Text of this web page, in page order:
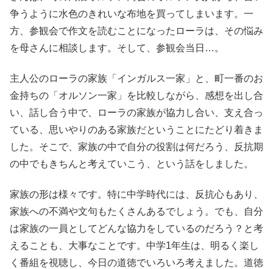
争うように水色のきれいな布地を買ってしまいます。一
方、参観会で作文を読むことになったローラは、その悩み
を母さんに相談します。そして、参観会当日…。
主人公のローラの家族「インガルス一家」と、町一番のお
金持ちの「オルソン一家」を比較しながら、感想を出し合
い、話し合う中で、ローラの家族が協力し合い、支え合っ
ている、思いやりのある家族だということにたどり着きま
した。そこで、家族の中で自分の役割は何だろう、反抗期
の中でもきちんと考えていこう、という話をしました。
家族の形は様々です。特に中学時代には、反抗心もあり、
家族への不満や文句もたくさんあるでしょう。でも、自分
は家族の一員としてどんな協力をしているのだろう？と考
えることも、大事なことです。中学1年生は、明るく楽し
く番組を視聴し、今日の道徳でいろいろ考えました。道徳